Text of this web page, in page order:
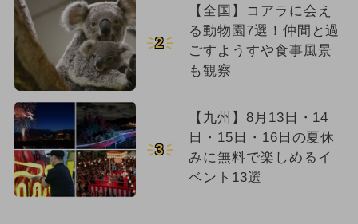
2
【全国】コアラに会え
る動物園7選！仲間と過
ごすようすや食事風景
も観察
3
【九州】8月13日・14
日・15日・16日の夏休
みに無料で楽しめるイ
ベント13選